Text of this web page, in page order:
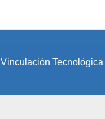
Vinculación Tecnológica